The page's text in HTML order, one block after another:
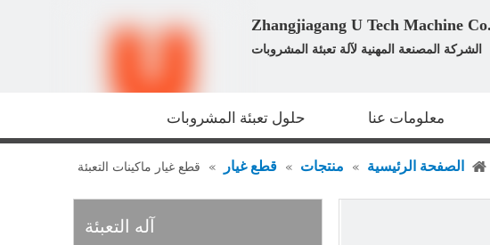
الشركة المصنعة المهنية لآلة تعبئة المشروبات
معلومات عنا
حلول تعبئة المشروبات
الصفحة الرئيسية » منتجات » قطع غيار » قطع غيار ماكينات التعبئة
آله التعبئة